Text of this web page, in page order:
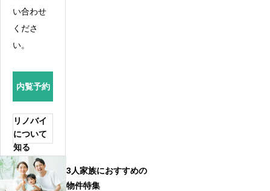
い合わせ
くださ
い。
内覧予約
リノバイ
について
知る
3人家族におすすめの
物件特集